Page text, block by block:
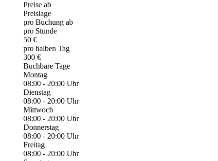
Preise ab
Preislage
pro Buchung ab
pro Stunde
50 €
pro halben Tag
300 €
Buchbare Tage
Montag
08:00 - 20:00 Uhr
Dienstag
08:00 - 20:00 Uhr
Mittwoch
08:00 - 20:00 Uhr
Donnerstag
08:00 - 20:00 Uhr
Freitag
08:00 - 20:00 Uhr